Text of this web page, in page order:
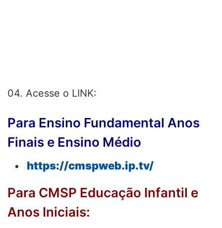
04. Acesse o LINK:
Para Ensino Fundamental Anos
Finais e Ensino Médio
https://cmspweb.ip.tv/
Para CMSP Educação Infantil e
Anos Iniciais: